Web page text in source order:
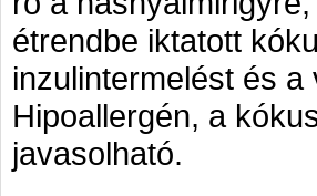
étrendbe iktatott
inzulintermelést és
Hipoallergén, a
javasolható.